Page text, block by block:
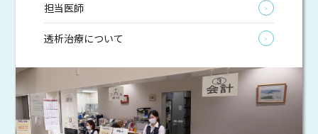
担当医師 ＞
透析治療について ＞